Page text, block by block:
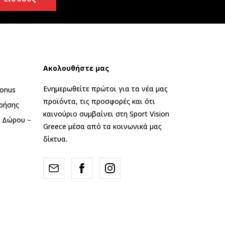
Δώρου –
Ακολουθήστε μας
Ενημερωθείτε πρώτοι για τα νέα μας
προϊόντα, τις προσφορές και ότι
καινούριο συμβαίνει στη Sport Vision
Greece μέσα από τα κοινωνικά μας
δίκτυα.